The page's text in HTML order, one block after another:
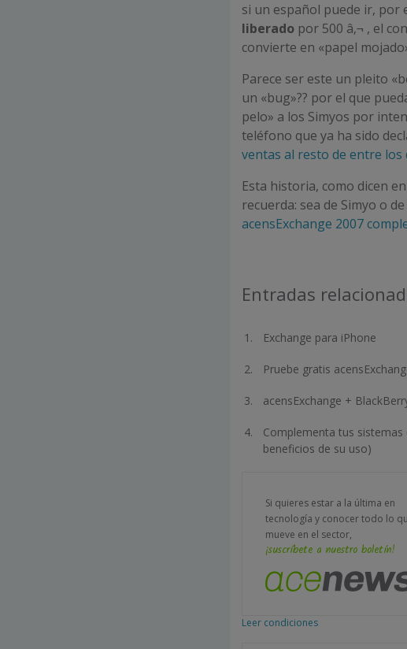
si un español puede ir, por
liberado por 500 â‚¬ , el
convierte en «papel
Parece ser este un pleito
un «bug»?? por el que
pelo» a los Simyos por
teléfono que ya ha sido
ventas al resto de entre los
Esta historia, como dicen
recuerda: sea de Simyo o
acensExchange 2007
Entradas
Exchange para iPhone
Pruebe gratis
acensExchange +
Complementa tus
beneficios de su uso)
Si quieres estar a la última en
tecnología y conocer todo lo
mueve en el sector,
¡suscríbete a nuestro boletín!
Leer condiciones